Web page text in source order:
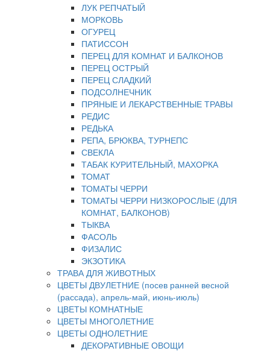
ЛУК РЕПЧАТЫЙ
МОРКОВЬ
ОГУРЕЦ
ПАТИССОН
ПЕРЕЦ ДЛЯ КОМНАТ И БАЛКОНОВ
ПЕРЕЦ ОСТРЫЙ
ПЕРЕЦ СЛАДКИЙ
ПОДСОЛНЕЧНИК
ПРЯНЫЕ И ЛЕКАРСТВЕННЫЕ ТРАВЫ
РЕДИС
РЕДЬКА
РЕПА, БРЮКВА, ТУРНЕПС
СВЕКЛА
ТАБАК КУРИТЕЛЬНЫЙ, МАХОРКА
ТОМАТ
ТОМАТЫ ЧЕРРИ
ТОМАТЫ ЧЕРРИ НИЗКОРОСЛЫЕ (ДЛЯ
КОМНАТ, БАЛКОНОВ)
ТЫКВА
ФАСОЛЬ
ФИЗАЛИС
ЭКЗОТИКА
ТРАВА ДЛЯ ЖИВОТНЫХ
ЦВЕТЫ ДВУЛЕТНИЕ (посев ранней весной
(рассада), апрель-май, июнь-июль)
ЦВЕТЫ КОМНАТНЫЕ
ЦВЕТЫ МНОГОЛЕТНИЕ
ЦВЕТЫ ОДНОЛЕТНИЕ
ДЕКОРАТИВНЫЕ ОВОЩИ